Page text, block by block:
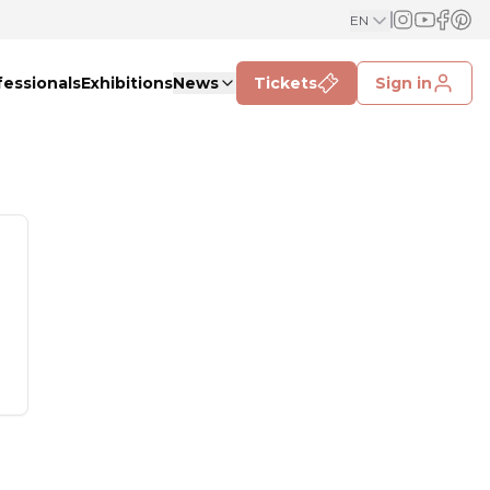
EN
ExhibitionsNews Tickets Sign in